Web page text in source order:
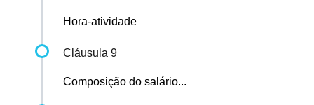
Hora-atividade
Cláusula 9
Composição do salário...